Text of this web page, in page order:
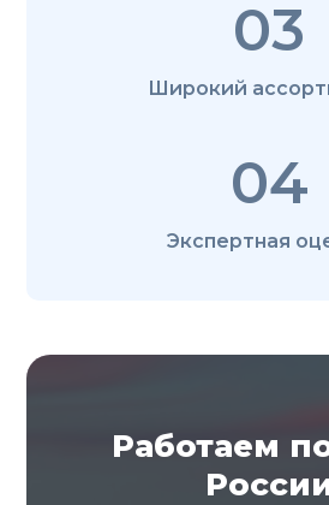
03
Широкий
04
Экспертная
Работаем